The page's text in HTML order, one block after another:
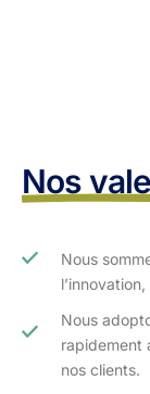
Nos
Nous
Nous
rapidement
nos clients.​